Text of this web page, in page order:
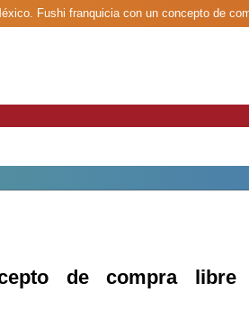
Fushi franquicia con un concepto de
de compra libre